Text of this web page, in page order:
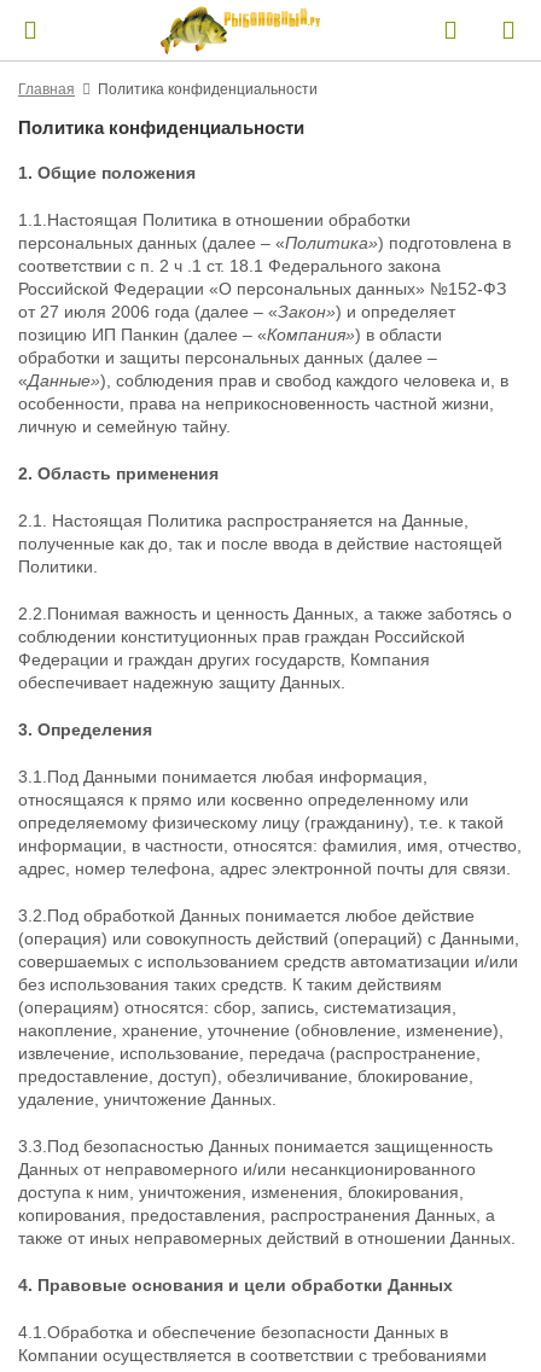
Главная Политика конфиденциальности
Политика конфиденциальности
1. Общие положения
1.1.Настоящая Политика в отношении обработки
персональных данных (далее – «Политика») подготовлена в
соответствии с п. 2 ч .1 ст. 18.1 Федерального закона
Российской Федерации «О персональных данных» №152-ФЗ
от 27 июля 2006 года (далее – «Закон») и определяет
позицию ИП Панкин (далее – «Компания») в области
обработки и защиты персональных данных (далее –
«Данные»), соблюдения прав и свобод каждого человека и, в
особенности, права на неприкосновенность частной жизни,
личную и семейную тайну.
2. Область применения
2.1. Настоящая Политика распространяется на Данные,
полученные как до, так и после ввода в действие настоящей
Политики.
2.2.Понимая важность и ценность Данных, а также заботясь о
соблюдении конституционных прав граждан Российской
Федерации и граждан других государств, Компания
обеспечивает надежную защиту Данных.
3. Определения
3.1.Под Данными понимается любая информация,
относящаяся к прямо или косвенно определенному или
определяемому физическому лицу (гражданину), т.е. к такой
информации, в частности, относятся: фамилия, имя, отчество,
адрес, номер телефона, адрес электронной почты для связи.
3.2.Под обработкой Данных понимается любое действие
(операция) или совокупность действий (операций) с Данными,
совершаемых с использованием средств автоматизации и/или
без использования таких средств. К таким действиям
(операциям) относятся: сбор, запись, систематизация,
накопление, хранение, уточнение (обновление, изменение),
извлечение, использование, передача (распространение,
предоставление, доступ), обезличивание, блокирование,
удаление, уничтожение Данных.
3.3.Под безопасностью Данных понимается защищенность
Данных от неправомерного и/или несанкционированного
доступа к ним, уничтожения, изменения, блокирования,
копирования, предоставления, распространения Данных, а
также от иных неправомерных действий в отношении Данных.
4. Правовые основания и цели обработки Данных
4.1.Обработка и обеспечение безопасности Данных в
Компании осуществляется в соответствии с требованиями